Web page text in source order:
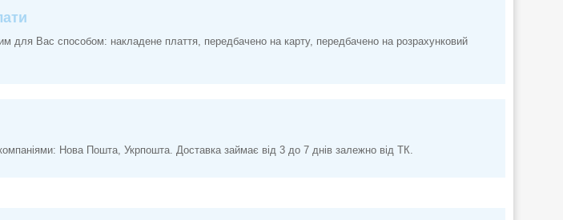
для Вас способом: накладене плаття, передбачено на карту, передбачено на розрахунковий
Нова Пошта, Укрпошта. Доставка займає від 3 до 7 днів залежно від ТК.